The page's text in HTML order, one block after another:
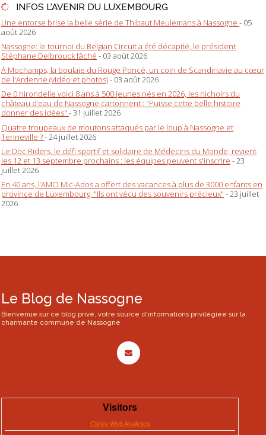
INFOS L'AVENIR DU LUXEMBOURG
Une entorse brise la belle série de Thibaut Meulemans à Nassogne - 05
août 2026
Nassogne: le tournoi du Belgian Circuit a été décapité, le président
Stéphane Delbrouck fâché - 03 août 2026
À Mochamps, la boulaie du Rouge Poncé, un coin de Scandinavie au cœur
de l'Ardenne (vidéo et photos)- 03 août 2026
De 0 hirondelle voici 8 ans à 500 jeunes nés en 2026, les nichoirs du
château d’eau de Nassogne cartonnent : "Puisse cette belle histoire
donner des idées" - 31 juillet 2026
Quatre troupeaux de moutons attaqués par le loup à Nassogne et
Tenneville ?- 24 juillet 2026
Le Doc Riders, le défi sportif et solidaire de Médecins du Monde, revient
les 12 et 13 septembre prochains : les équipes peuvent s'inscrire - 23
juillet 2026
En 40 ans, l’AMO Mic-Ados a offert des vacances à plus de 3000 enfants en
province de Luxembourg: "Ils ont vécu des souvenirs précieux" - 23 juillet
2026
Le Blog de Nassogne
Bienvenue sur ce blog privé, votre source d'informations privilégiée sur la
charmante commune de Nassogne